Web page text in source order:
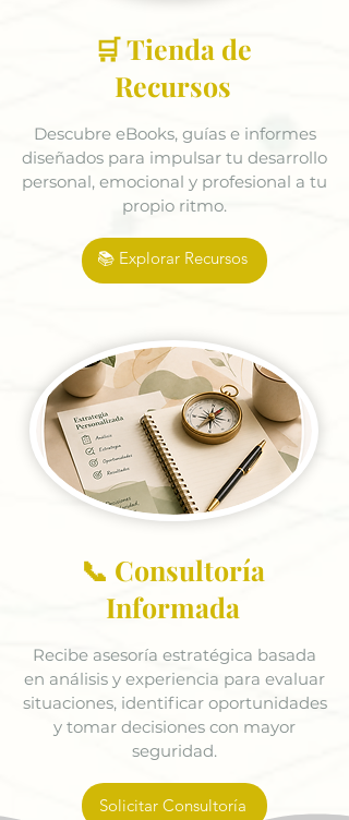
🛒 Tienda de
Recursos
Descubre eBooks, guías e informes
diseñados para impulsar tu desarrollo
personal, emocional y profesional a tu
propio ritmo.
📚 Explorar Recursos
📞 Consultoría
Informada
Recibe asesoría estratégica basada
en análisis y experiencia para evaluar
situaciones, identificar oportunidades
y tomar decisiones con mayor
seguridad.
Solicitar Consultoría